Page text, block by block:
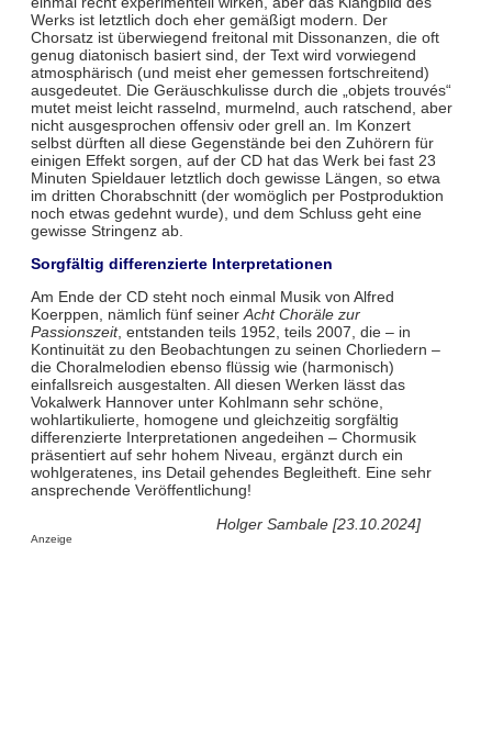
Werks ist letztlich doch eher gemäßigt modern. Der
Chorsatz ist überwiegend freitonal mit Dissonanzen, die oft
genug diatonisch basiert sind, der Text wird vorwiegend
atmosphärisch (und meist eher gemessen fortschreitend)
ausgedeutet. Die Geräuschkulisse durch die „objets trouvés“
mutet meist leicht rasselnd, murmelnd, auch ratschend, aber
nicht ausgesprochen offensiv oder grell an. Im Konzert
selbst dürften all diese Gegenstände bei den Zuhörern für
einigen Effekt sorgen, auf der CD hat das Werk bei fast 23
Minuten Spieldauer letztlich doch gewisse Längen, so etwa
im dritten Chorabschnitt (der womöglich per Postproduktion
noch etwas gedehnt wurde), und dem Schluss geht eine
gewisse Stringenz ab.
Sorgfältig differenzierte Interpretationen
Am Ende der CD steht noch einmal Musik von Alfred
Koerppen, nämlich fünf seinerAcht Choräle zur
Passionszeit, entstanden teils 1952, teils 2007, die – in
Kontinuität zu den Beobachtungen zu seinen Chorliedern –
die Choralmelodien ebenso flüssig wie (harmonisch)
einfallsreich ausgestalten. All diesen Werken lässt das
Vokalwerk Hannover unter Kohlmann sehr schöne,
wohlartikulierte, homogene und gleichzeitig sorgfältig
differenzierte Interpretationen angedeihen – Chormusik
präsentiert auf sehr hohem Niveau, ergänzt durch ein
wohlgeratenes, ins Detail gehendes Begleitheft. Eine sehr
ansprechende Veröffentlichung!
Holger Sambale [23.10.2024]
Anzeige